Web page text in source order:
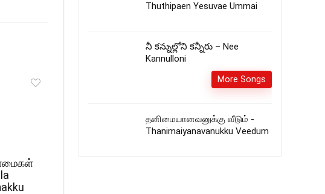
Thuthipaen Yesuvae Ummai
నీ కన్నుల్లోని కన్నీరు – Nee
Kannulloni
More Songs
தனிமையானவனுக்கு வீடும் -
Thanimaiyanavanukku Veedum